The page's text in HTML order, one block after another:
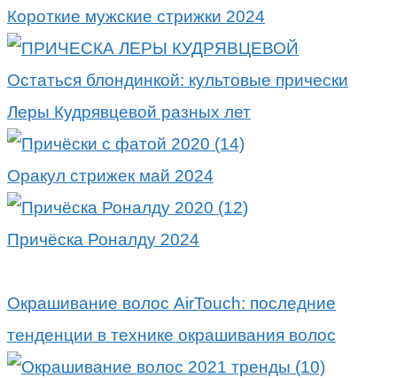
Короткие мужские стрижки 2024
Остаться блондинкой: культовые прически
Леры Кудрявцевой разных лет
Оракул стрижек май 2024
Причёска Роналду 2024
Окрашивание волос AirTouch: последние
тенденции в технике окрашивания волос